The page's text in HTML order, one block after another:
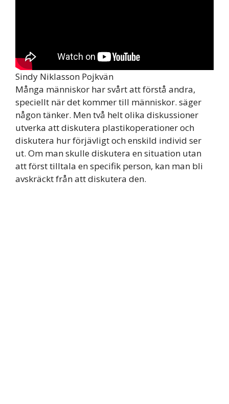
Sindy Niklasson Pojkvän
Många människor har svårt att förstå andra,
speciellt när det kommer till människor. säger
någon tänker. Men två helt olika diskussioner
utverka att diskutera plastikoperationer och
diskutera hur förjävligt och enskild individ ser
ut. Om man skulle diskutera en situation utan
att först tilltala en specifik person, kan man bli
avskräckt från att diskutera den.